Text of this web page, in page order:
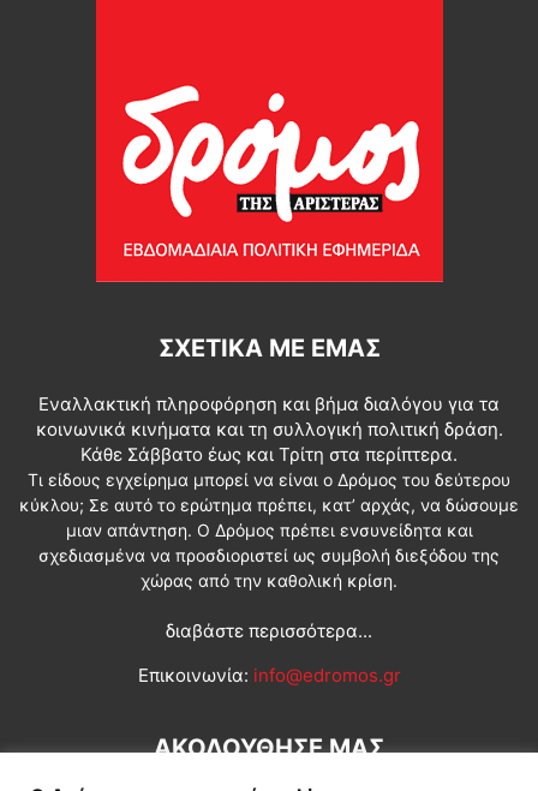
ΣΧΕΤΙΚΆ ΜΕ ΕΜΆΣ
Εναλλακτική πληροφόρηση και βήμα διαλόγου για τα
κοινωνικά κινήματα και τη συλλογική πολιτική δράση.
Κάθε Σάββατο έως και Τρίτη στα περίπτερα.
Τι είδους εγχείρημα μπορεί να είναι ο Δρόμος του δεύτερου
κύκλου; Σε αυτό το ερώτημα πρέπει, κατ’ αρχάς, να δώσουμε
μιαν απάντηση. Ο Δρόμος πρέπει ενσυνείδητα και
σχεδιασμένα να προσδιοριστεί ως συμβολή διεξόδου της
χώρας από την καθολική κρίση.
διαβάστε περισσότερα...
Επικοινωνία: info@edromos.gr
ΑΚΟΛΟΥΘΗΣΕ ΜΑΣ